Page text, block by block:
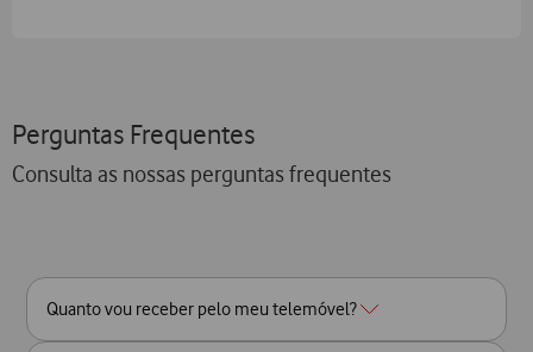
Perguntas Frequentes
Consulta as nossas perguntas frequentes
Quanto vou receber pelo meu telemóvel?